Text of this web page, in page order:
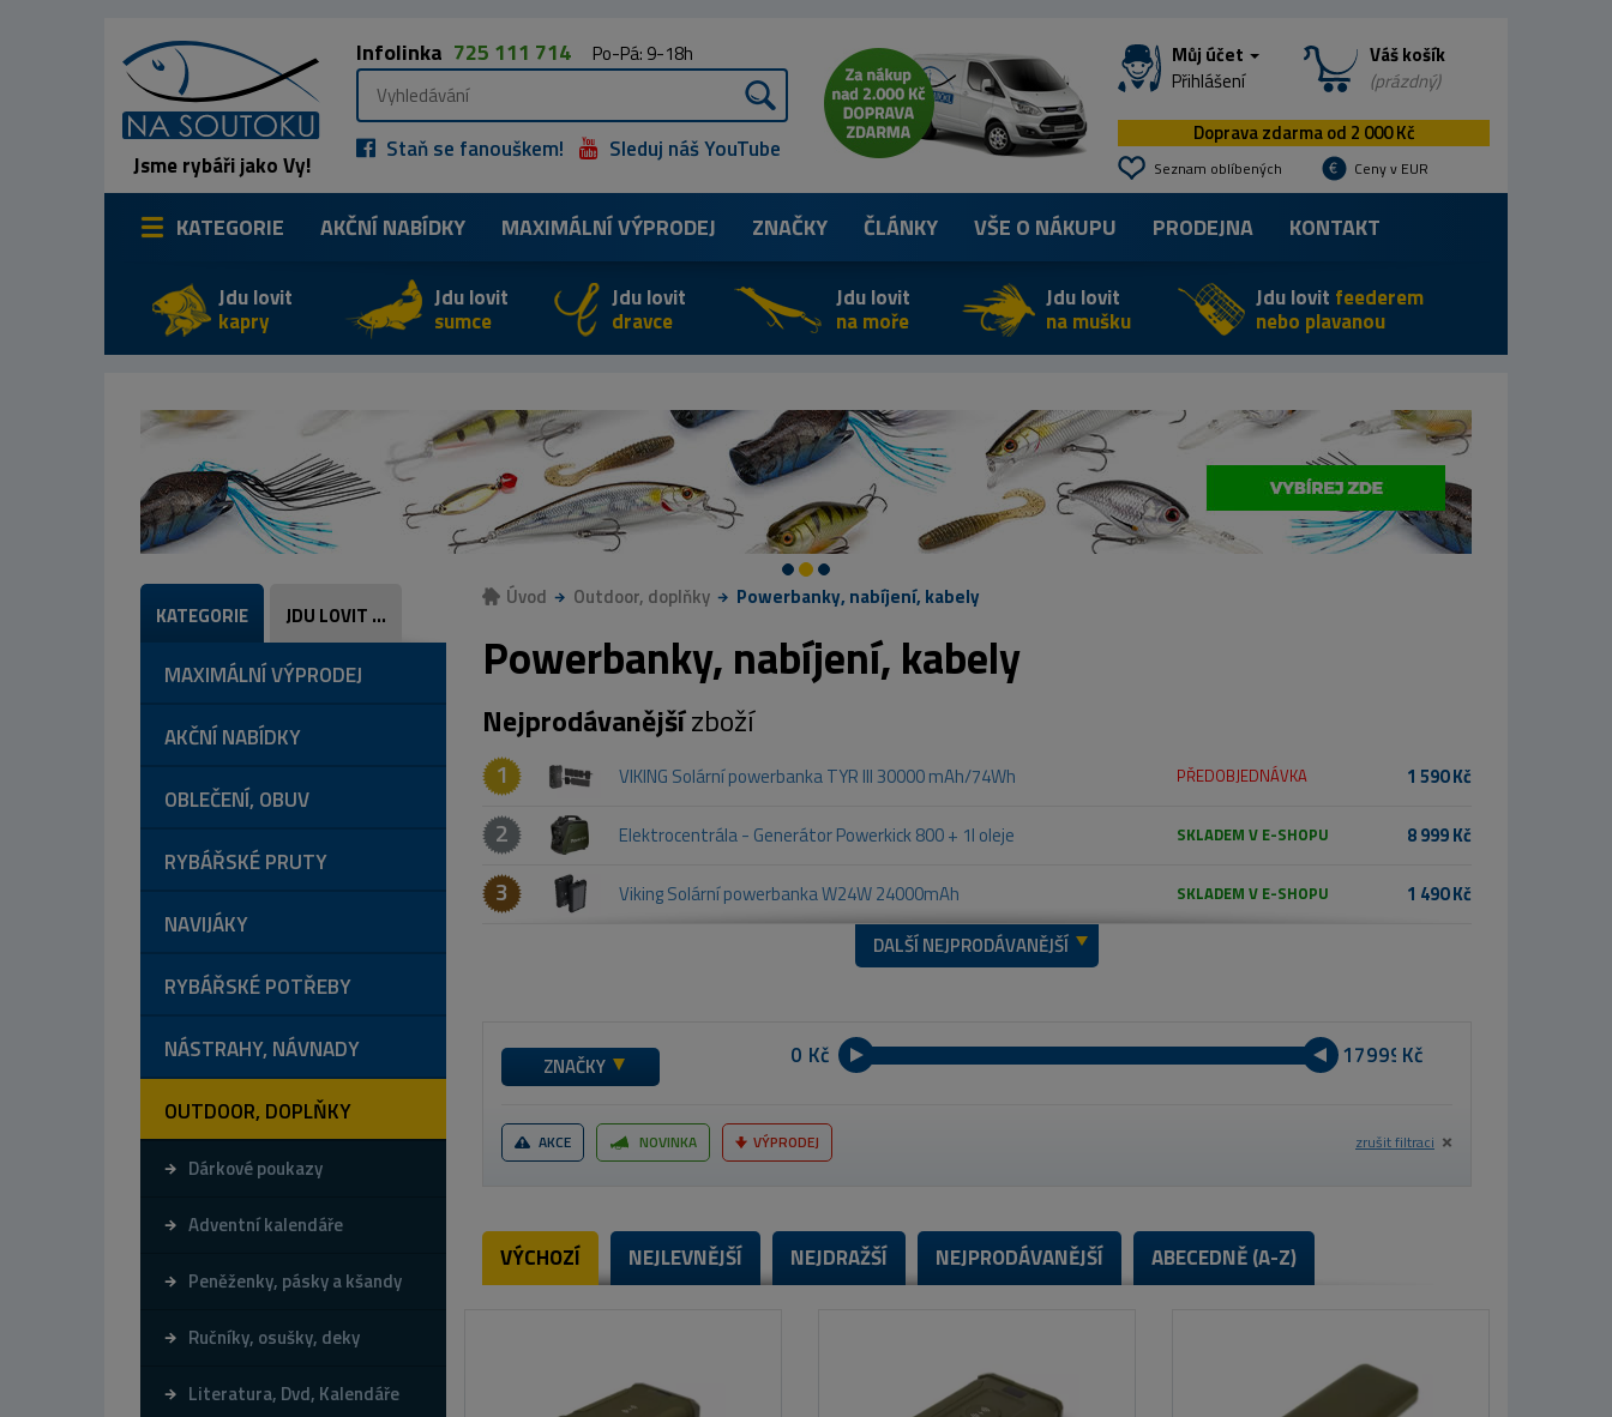
Jsme rybáři jako Vy!
Infolinka 725 111 714 Po-Pá: 9-18h
Staň se fanouškem! Sleduj náš YouTube
Můj účet
Přihlášení
Váš košík
(prázdný)
Doprava zdarma od 2 000 Kč
Seznam oblíbených Ceny v EUR
KATEGORIE AKČNÍ NABÍDKY MAXIMÁLNÍVÝPRODEJ ZNAČKY ČLÁNKY VŠE O NÁKUPU PRODEJNA KONTAKT
Jdu lovit
kapry
Jdu lovit
sumce
Jdu lovit
dravce
Jdu lovit
na moře
Jdu lovit
na mušku
Jdu lovit feederem
nebo plavanou
KATEGORIE JDU LOVIT ...
MAXIMÁLNÍ VÝPRODEJ
AKČNÍ NABÍDKY
OBLEČENÍ, OBUV
RYBÁŘSKÉ PRUTY
NAVIJÁKY
RYBÁŘSKÉ POTŘEBY
NÁSTRAHY, NÁVNADY
OUTDOOR, DOPLŇKY
Dárkové poukazy
Adventní kalendáře
Peněženky, pásky a kšandy
Ručníky, osušky, deky
Literatura, Dvd, Kalendáře
Úvod Outdoor, doplňky Powerbanky, nabíjení, kabely
Powerbanky, nabíjení, kabely
Nejprodávanějšízboží
1 VIKING Solární powerbanka TYR III 30000 mAh/74Wh PŘEDOBJEDNÁVKA 1 590 Kč
2 Elektrocentrála - Generátor Powerkick 800 + 1l oleje SKLADEM V E-SHOPU 8 999 Kč
3 Viking Solární powerbanka W24W 24000mAh SKLADEM V E-SHOPU
1 490 Kč
DALŠÍ NEJPRODÁVANĚJŠÍ
ZNAČKY Kč Kč
AKCE NOVINKA VÝPRODEJ zrušit filtraci
VÝCHOZÍ NEJLEVNĚJŠÍ NEJDRAŽŠÍ NEJPRODÁVANĚJŠÍ ABECEDNĚ (A-Z)